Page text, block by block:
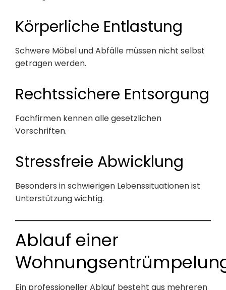
Körperliche Entlastung
Schwere Möbel und Abfälle müssen nicht selbst
getragen werden.
Rechtssichere Entsorgung
Fachfirmen kennen alle gesetzlichen
Vorschriften.
Stressfreie Abwicklung
Besonders in schwierigen Lebenssituationen ist
Unterstützung wichtig.
Ablauf einer
Ein professioneller Ablauf besteht aus mehreren